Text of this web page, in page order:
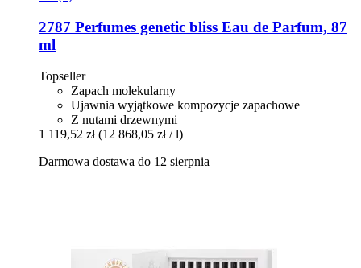
2787 Perfumes genetic bliss Eau de Parfum, 87
ml
Topseller
Zapach molekularny
Ujawnia wyjątkowe kompozycje zapachowe
Z nutami drzewnymi
1 119,52 zł (12 868,05 zł / l)
Darmowa dostawa do 12 sierpnia